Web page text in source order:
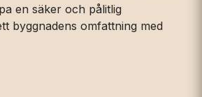
en säker och pålitlig
byggnadens omfattning med